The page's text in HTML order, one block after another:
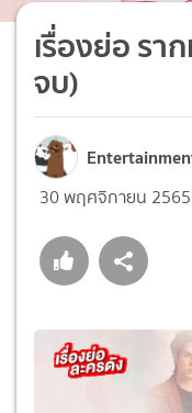
เรื่องย่อ รา
จบ)
30 พฤศจิกายน